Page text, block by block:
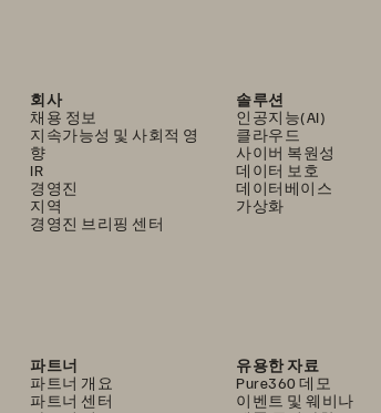
회사
채용 정보
지속가능성 및 사회적 영
향
IR
경영진
지역
경영진 브리핑 센터
솔루션
인공지능(AI)
클라우드
사이버 복원성
데이터 보호
데이터베이스
가상화
파트너
파트너 개요
파트너 센터
유용한 자료
Pure360 데모
이벤트 및 웨비나